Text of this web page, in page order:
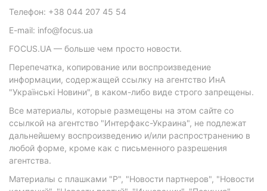
Телефон: +38 044 207 45 54
E-mail: info@focus.ua
FOCUS.UA — больше чем просто новости.
Перепечатка, копирование или воспроизведение
информации, содержащей ссылку на агентство ИнА
"Українські Новини", в каком-либо виде строго запрещены.
Все материалы, которые размещены на этом сайте со
ссылкой на агентство "Интерфакс-Украина", не подлежат
дальнейшему воспроизведению и/или распространению в
любой форме, кроме как с письменного разрешения
агентства.
Материалы с плашками "Р", "Новости партнеров", "Новости